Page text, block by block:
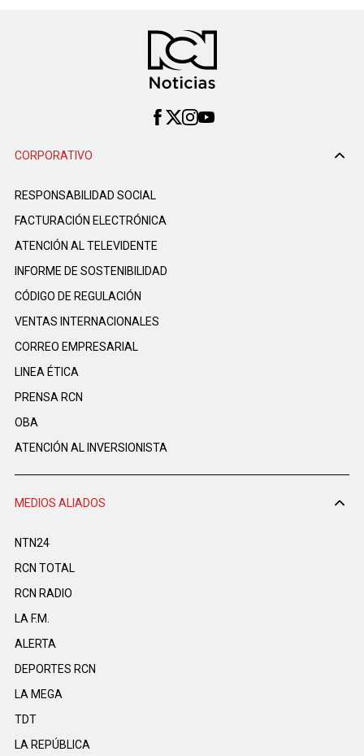
CORPORATIVO
RESPONSABILIDAD SOCIAL
FACTURACIÓN ELECTRÓNICA
ATENCIÓN AL TELEVIDENTE
INFORME DE SOSTENIBILIDAD
CÓDIGO DE REGULACIÓN
VENTAS INTERNACIONALES
CORREO EMPRESARIAL
LINEA ÉTICA
PRENSA RCN
OBA
ATENCIÓN AL INVERSIONISTA
MEDIOS ALIADOS
NTN24
RCN TOTAL
RCN RADIO
LA F.M.
ALERTA
DEPORTES RCN
LA MEGA
TDT
LA REPÚBLICA